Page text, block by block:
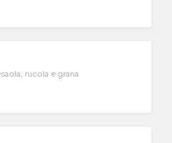
rucola e grana